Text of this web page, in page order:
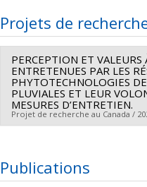
Projets de
PERCEPTION ET VALEURS
ENTRETENUES PAR LES
PHYTOTECHNOLOGIES
PLUVIALES ET LEUR
MESURES D’ENTRETIEN.
Projet de recherche au Canada /
Sources de financement :
Québec - Nature et
Publications